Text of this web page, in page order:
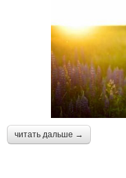
читать дальше →